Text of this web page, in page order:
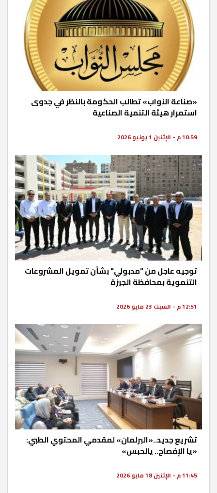
«صناعة النواب» تطالب الحكومة بالنظر في جدوى
استمرار هيئة التنمية الصناعية
10:59 م - الإثنين 1 يونيو 2026
توجيه عاجل من "مدبولي" بشأن تمويل المشروعات
التنموية بمحافظة الجيزة
12:51 م - السبت 23 مايو 2026
تشريع جديد..«البرلمان» لمقدمي المحتوي الطبي:
«يا الإفصاح.. يالحبس»
11:45 م - الإثنين 18 مايو 2026